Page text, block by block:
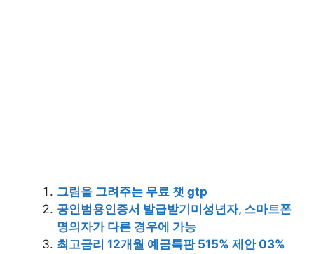
그림을 그려주는 무료 챗 gtp
공인범용인증서 발급받기미성년자, 스마트폰
명의자가 다른 경우에 가능
최고금리 12개월 예금특판 515% 제안 03%